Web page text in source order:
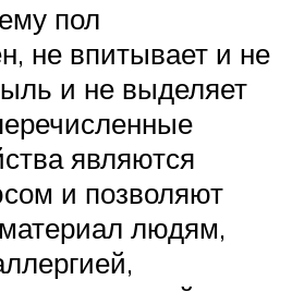
пол
не впитывает и не
и не выделяет
являются
и позволяют
людям,